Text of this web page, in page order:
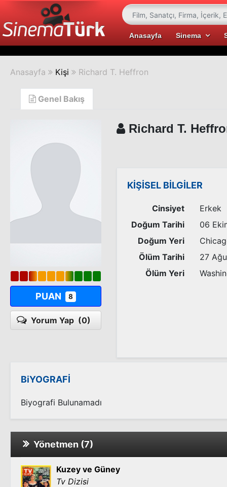
Anasayfa Sinema
Anasayfa Kişi Richard T. Heffron
Genel Bakış
PUAN 8
Yorum Yap (0)
Richard T.
KİŞİSEL BİLGİLER
Cinsiyet
Erkek
Doğum Tarihi
06
Doğum Yeri
Ölüm Tarihi
27
Ölüm Yeri
BiYOGRAFİ
Biyografi Bulunamadı
Yönetmen (7)
Kuzey ve Güney
Tv Dizisi